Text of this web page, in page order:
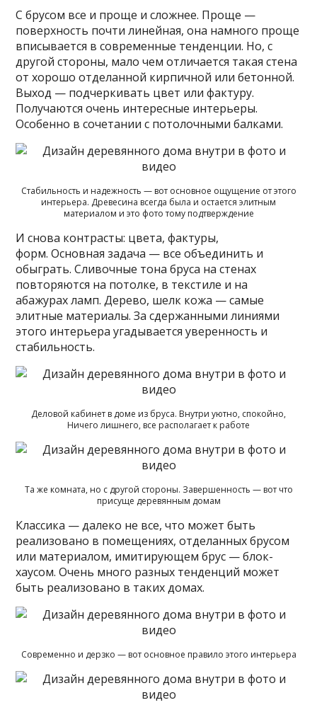
С брусом все и проще и сложнее. Проще —
поверхность почти линейная, она намного проще
вписывается в современные тенденции. Но, с
другой стороны, мало чем отличается такая стена
от хорошо отделанной кирпичной или бетонной.
Выход — подчеркивать цвет или фактуру.
Получаются очень интересные интерьеры.
Особенно в сочетании с потолочными балками.
Стабильность и надежность — вот основное ощущение от этого
интерьера. Древесина всегда была и остается элитным
материалом и это фото тому подтверждение
И снова контрасты: цвета, фактуры,
форм. Основная задача — все объединить и
обыграть. Сливочные тона бруса на стенах
повторяются на потолке, в текстиле и на
абажурах ламп. Дерево, шелк кожа — самые
элитные материалы. За сдержанными линиями
этого интерьера угадывается уверенность и
стабильность.
Деловой кабинет в доме из бруса. Внутри уютно, спокойно,
Ничего лишнего, все располагает к работе
Та же комната, но с другой стороны. Завершенность — вот что
присуще деревянным домам
Классика — далеко не все, что может быть
реализовано в помещениях, отделанных брусом
или материалом, имитирующем брус — блок-
хаусом. Очень много разных тенденций может
быть реализовано в таких домах.
Современно и дерзко — вот основное правило этого интерьера